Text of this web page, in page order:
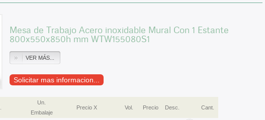
Mesa de Trabajo Acero inoxidable Mural Con 1 Estante
800x550x850h mm WTW155080S1
VER MÁS...
Solicitar mas informacion...
Un.
Embalaje
Precio X Vol. Precio Desc. Cant.